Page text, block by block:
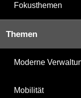
Fokusthemen
Themen
Moderne
Mobilität